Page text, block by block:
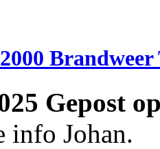
Brandweer
Gepost
info Johan.